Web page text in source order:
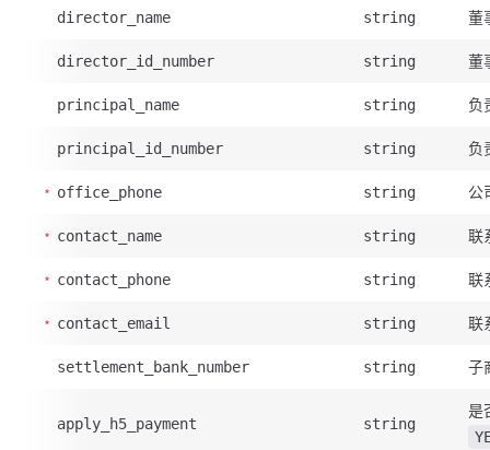
director_name string 董
director_id_number string 董
principal_name string 负
principal_id_number string 负
office_phone string 公
contact_name string 联
contact_phone string 联
contact_email string 联
settlement_bank_number string 子
apply_h5_payment string
是